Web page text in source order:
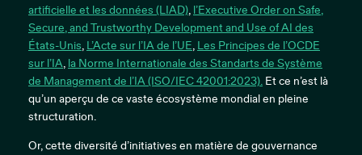
artificielle et les données (LIAD), l’Executive Order on Safe,
Secure, and Trustworthy Development and Use of AI des
États-Unis, L’Acte sur l’IA de l’UE, Les Principes de l’OCDE
sur l’IA, la Norme Internationale des Standarts de Système
de Management de l’IA (ISO/IEC 42001:2023). Et ce n’est là
qu’un aperçu de ce vaste écosystème mondial en pleine
structuration.
Or, cette diversité d’initiatives en matière de gouvernance